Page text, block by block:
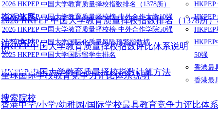
2026 HKPEP 中国大学教育质量择校指数排名（1378所）
2026 HKPEP 中国大学教育质量择校榜·中外合作大学10强
2026 HKPEP 中国大学教育质量择校榜·中外合作学院50强
2025 HKPEP 中国大学国际化质量风险预警指数榜
2025 HKPEP 中国大学国际留学生排名
50强
香港最
香港最
2026 HKPEP 中国大学教育质量择校指数排名（1378所
说
指标体系
HKPEP 中国大学教育质量择校指数评比体系说明
全球国际学校教育竞争力评比体系说明
香港中学/小学/幼稚园/国际学校最具教育竞争力评比体
计算方法
HKPEP 中国大学教育质量择校指数计算方法
数据提交
搜索院校